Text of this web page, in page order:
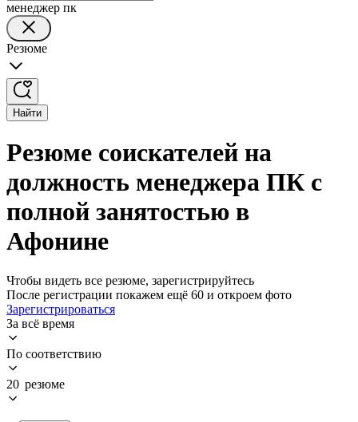
менеджер пк
Резюме
Найти
Резюме соискателей на
должность менеджера ПК с
полной занятостью в
Афонине
Чтобы видеть все резюме, зарегистрируйтесь
После регистрации покажем ещё 60 и откроем фото
Зарегистрироваться
За всё время
По соответствию
20 резюме